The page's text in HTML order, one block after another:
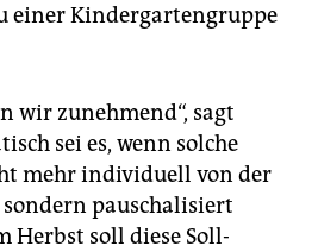
einer Kindergartengruppe
wir zunehmend“, sagt
sei es, wenn solche
mehr individuell von der
pauschalisiert
Herbst soll diese Soll-